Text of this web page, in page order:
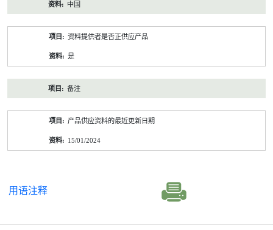
中国
资料提供者是否正供应产品
是
备注
产品供应资料的最近更新日期
15/01/2024
用语注释